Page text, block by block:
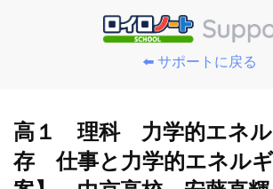
⬅️ サポートに戻る
高１ 理科 力学的エネル
存 仕事と力学的エネル